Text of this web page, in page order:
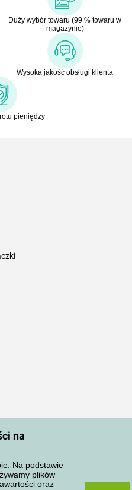
na
Na podstawie
plików
oraz
Duży wybór towaru (99 % towaru w
magazynie)
Wysoka jakość obsługi klienta
pieniędzy